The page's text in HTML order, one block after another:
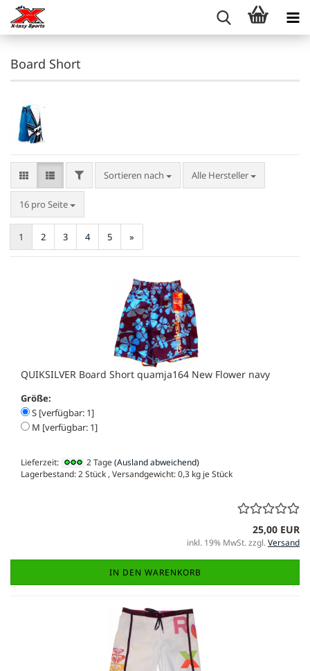
Board Short
FILTERSortieren nach
Sortieren nach Alle Hersteller
16 pro Seite
pro Seite
1 2 3 4 5 »
QUIKSILVER Board Short quamja164 New Flower navy
Größe:
S [verfügbar: 1]
M [verfügbar: 1]
Lieferzeit: 2 Tage(Ausland abweichend)
Lagerbestand: 2 Stück , Versandgewicht:0,3 kg je Stück
25,00 EUR
inkl. 19% MwSt. zzgl.Versand
IN DEN WARENKORB